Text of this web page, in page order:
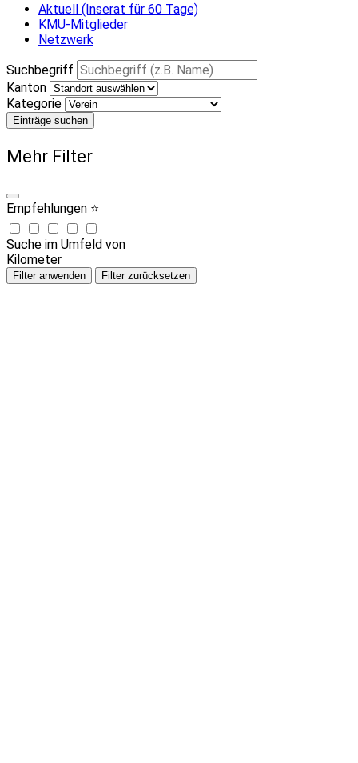
Aktuell (Inserat für 60 Tage)
KMU-Mitglieder
Netzwerk
Suchbegriff
Kanton
Kategorie
Einträge suchen
Mehr Filter
Empfehlungen ⭐
Suche im Umfeld von
Kilometer
Filter anwenden Filter zurücksetzen